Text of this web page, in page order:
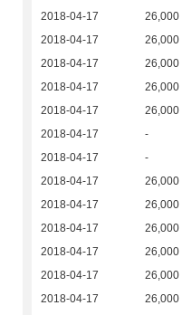
2018-04-17
26,000
2018-04-17
26,000
2018-04-17
26,000
2018-04-17
26,000
2018-04-17
26,000
2018-04-17
-
2018-04-17
-
2018-04-17
26,000
2018-04-17
26,000
2018-04-17
26,000
2018-04-17
26,000
2018-04-17
26,000
2018-04-17
26,000